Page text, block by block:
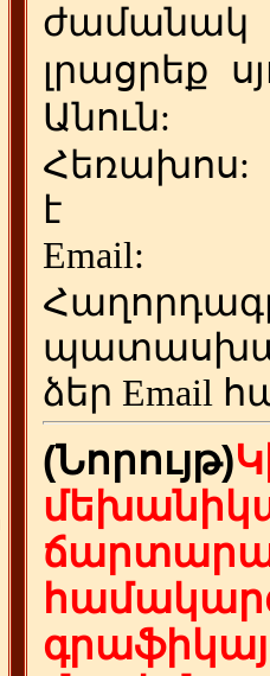
ժամանակ
լրացրեք
Անուն:
Հեռախոս
է
ձեր Email
(Նորույթ)